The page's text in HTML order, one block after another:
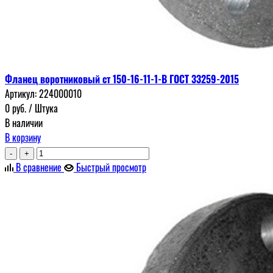
Фланец воротниковый ст 150-16-11-1-В ГОСТ 33259-2015
Артикул:224000010
0руб./ Штука
В наличии
В корзину
- +
В сравнение Быстрый просмотр